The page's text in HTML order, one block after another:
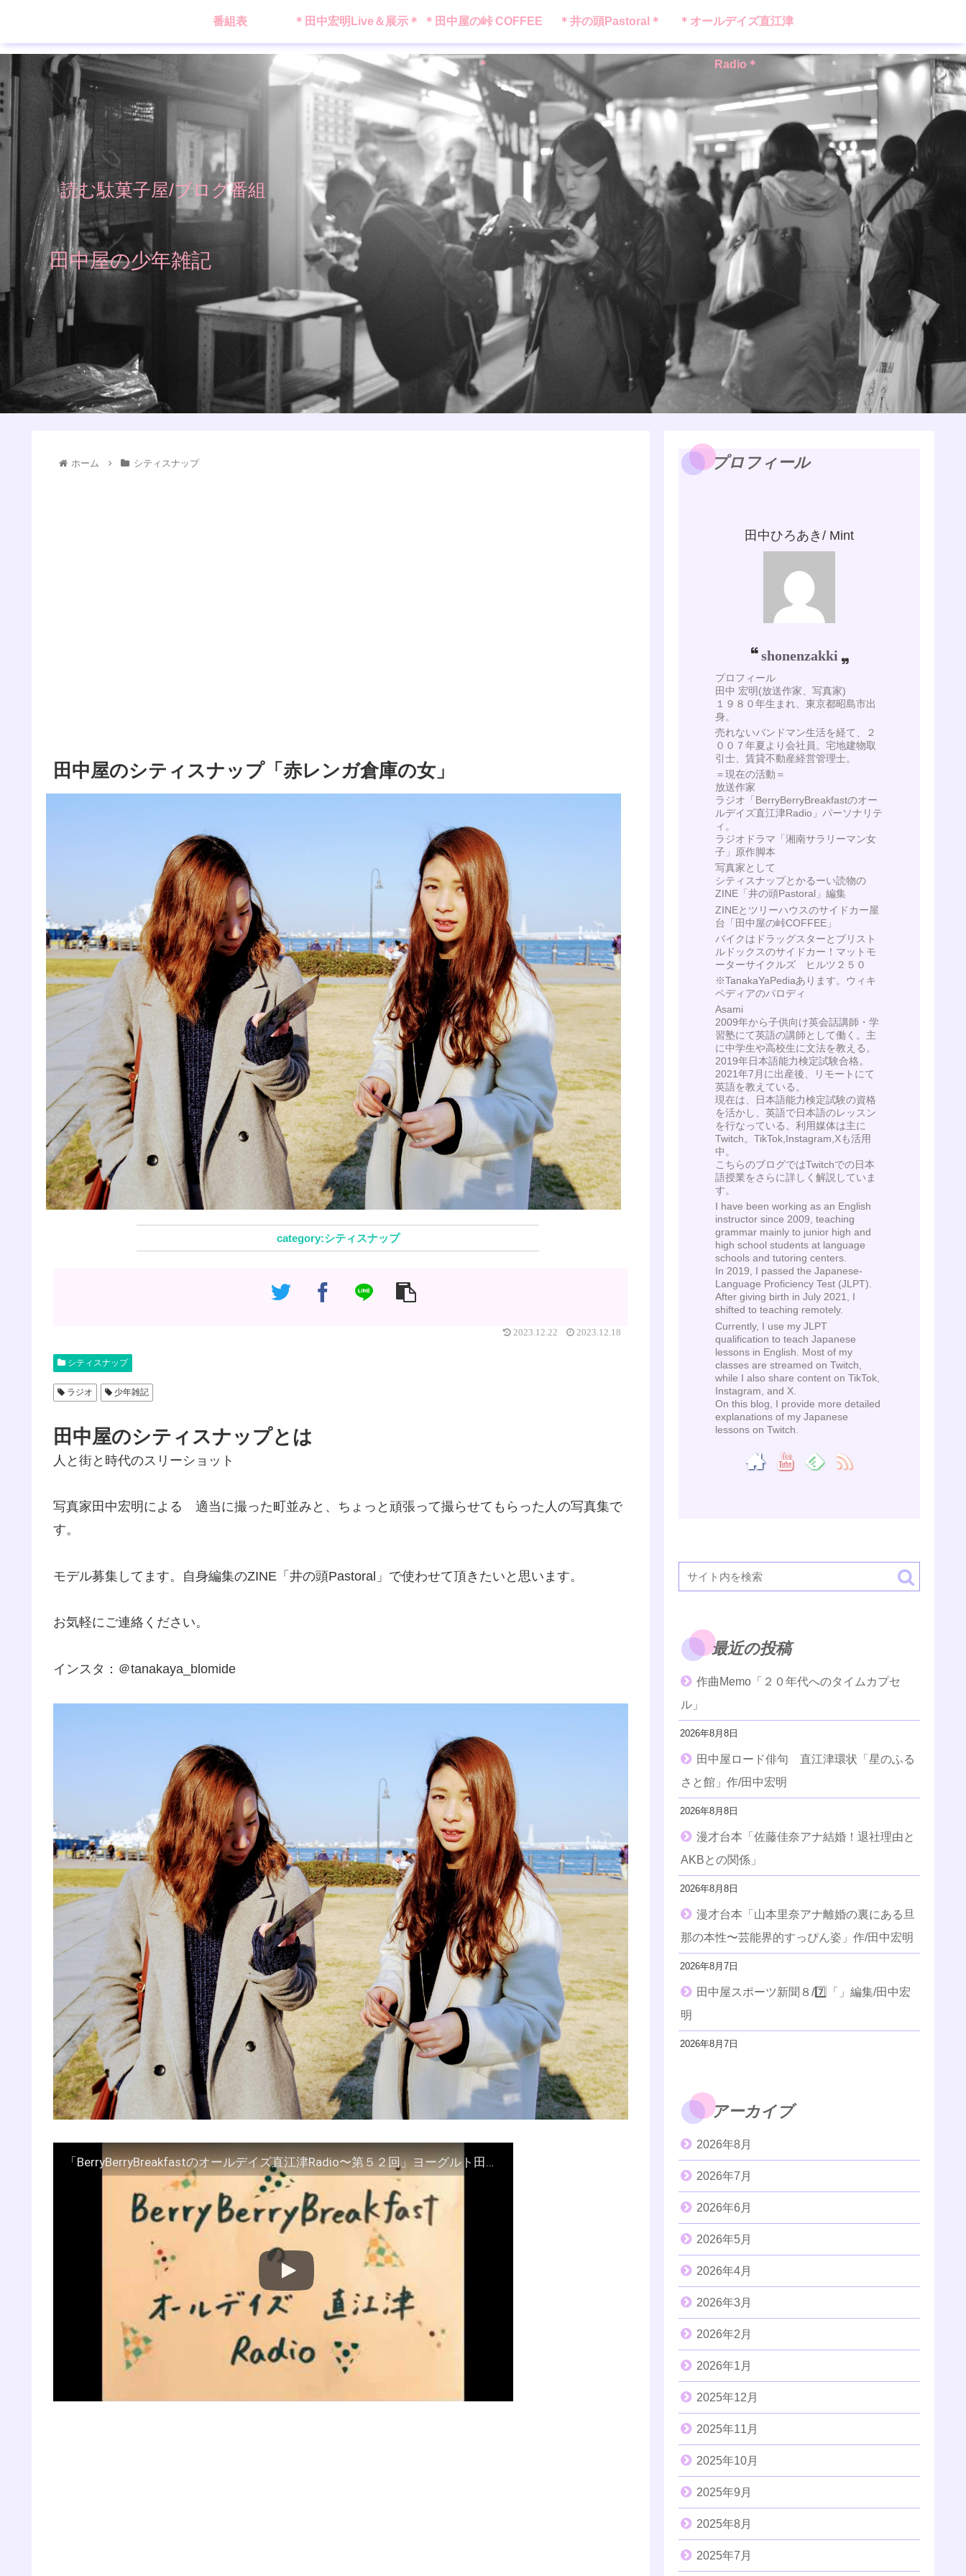
読む駄菓子屋/ブログ番組
田中屋の少年雑記
番組表 ＊田中宏明Live＆展示＊ ＊田中屋の峠 COFFEE
＊
＊井の頭Pastoral＊ ＊オールデイズ直江津
Radio＊
ホーム シティスナップ
田中屋のシティスナップ「赤レンガ倉庫の女」
シティスナップ
2023.12.22 2023.12.18
シティスナップ
ラジオ 少年雑記
田中屋のシティスナップとは
人と街と時代のスリーショット
写真家田中宏明による 適当に撮った町並みと、ちょっと頑張って撮らせてもらった人の写真集で
す。
モデル募集してます。自身編集のZINE「井の頭Pastoral」で使わせて頂きたいと思います。
お気軽にご連絡ください。
インスタ：＠tanakaya_blomide
「BerryBerryBreakfastのオールデイズ直江津Radio〜第５２回」ヨーグルト田中とDJシューカイ
プロフィール
田中ひろあき/ Mint
shonenzakki
プロフィール
田中 宏明(放送作家、写真家)
１９８０年生まれ、東京都昭島市出
身。
売れないバンドマン生活を経て、２
００７年夏より会社員。宅地建物取
引士、賃貸不動産経営管理士。
＝現在の活動＝
放送作家
ラジオ「BerryBerryBreakfastのオー
ルデイズ直江津Radio」パーソナリテ
ィ。
ラジオドラマ「湘南サラリーマン女
子」原作脚本
写真家として
シティスナップとかるーい読物の
ZINE「井の頭Pastoral」編集
ZINEとツリーハウスのサイドカー屋
台「田中屋の峠COFFEE」
バイクはドラッグスターとブリスト
ルドックスのサイドカー！マットモ
ーターサイクルズ ヒルツ２５０
※TanakaYaPediaあります。ウィキ
ペディアのパロディ
Asami
2009年から子供向け英会話講師・学
習塾にて英語の講師として働く。主
に中学生や高校生に文法を教える。
2019年日本語能力検定試験合格。
2021年7月に出産後、リモートにて
英語を教えている。
現在は、日本語能力検定試験の資格
を活かし、英語で日本語のレッスン
を行なっている。利用媒体は主に
Twitch。TikTok,Instagram,Xも活用
中。
こちらのブログではTwitchでの日本
語授業をさらに詳しく解説していま
す。
I have been working as an English
instructor since 2009, teaching
grammar mainly to junior high and
high school students at language
schools and tutoring centers.
In 2019, I passed the Japanese-
Language Proficiency Test (JLPT).
After giving birth in July 2021, I
shifted to teaching remotely.
Currently, I use my JLPT
qualification to teach Japanese
lessons in English. Most of my
classes are streamed on Twitch,
while I also share content on TikTok,
Instagram, and X.
On this blog, I provide more detailed
explanations of my Japanese
lessons on Twitch.
最近の投稿
作曲Memo「２０年代へのタイムカプセ
ル」
2026年8月8日
田中屋ロード俳句 直江津環状「星のふる
さと館」作/田中宏明
2026年8月8日
漫才台本「佐藤佳奈アナ結婚！退社理由と
AKBとの関係」
2026年8月8日
漫才台本「山本里奈アナ離婚の裏にある旦
那の本性〜芸能界的すっぴん姿」作/田中宏明
2026年8月7日
田中屋スポーツ新聞８/7️⃣「」編集/田中宏
明
2026年8月7日
アーカイブ
2026年8月
2026年7月
2026年6月
2026年5月
2026年4月
2026年3月
2026年2月
2026年1月
2025年12月
2025年11月
2025年10月
2025年9月
2025年8月
2025年7月